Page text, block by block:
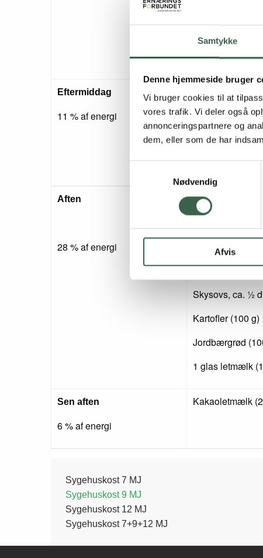
Samtykke
Denne hjemmeside bruger
Vi bruger cookies til at
vores trafik. Vi deler også
annonceringspartnere og
dem, eller som de har
Nødvendig
Afvis
1 glas letmælk
Eftermiddag
11 % af energi
1 stk. franskbrød
Fedtstof (8 g
1 skive ost 45+
Kaffe/te
Aften
28 % af energi
Kyllingefilet
Majskerner,
Olie (10 g)
Skysovs, ca. ½
Kartofler (100 g)
Jordbærgrød
1 glas letmælk
Sen aften
6 % af energi
Kakaoletmælk
Side
menu
Sygehuskost 7 MJ
Sygehuskost 9 MJ
Sygehuskost 12 MJ
Sygehuskost 7+9+12 MJ